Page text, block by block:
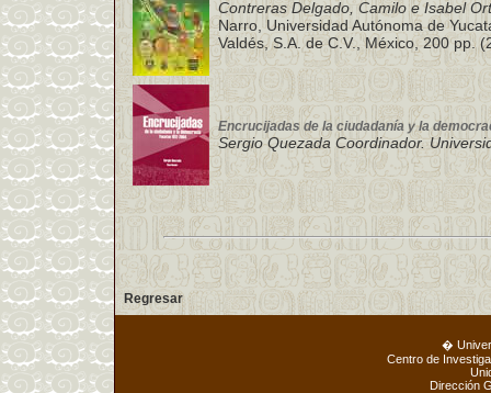
Contreras Delgado, Camilo e Isabel
Narro, Universidad Autónoma de
Valdés, S.A. de C.V., México, 200 pp.
Encrucijadas de la ciudadanía y la
Sergio Quezada Coordinador.
Regresar
�
Centro de
Dirección